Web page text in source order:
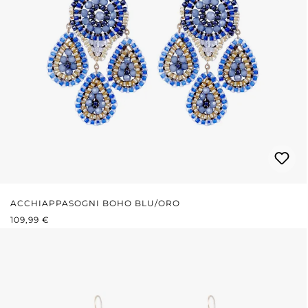
ACCHIAPPASOGNI BOHO BLU/ORO
PREZZO NORMALE:
109,99 €